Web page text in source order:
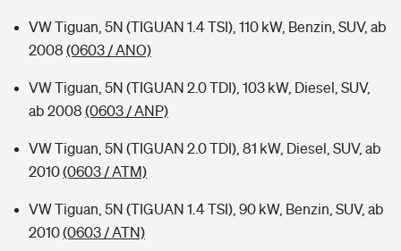
VW Tiguan, 5N (TIGUAN 1.4 TSI), 110 kW, Benzin, SUV, ab
2008 (0603 / ANO)
VW Tiguan, 5N (TIGUAN 2.0 TDI), 103 kW, Diesel, SUV,
ab 2008 (0603 / ANP)
VW Tiguan, 5N (TIGUAN 2.0 TDI), 81 kW, Diesel, SUV, ab
2010(0603 / ATM)
VW Tiguan, 5N (TIGUAN 1.4 TSI), 90 kW, Benzin, SUV, ab
2010(0603 / ATN)